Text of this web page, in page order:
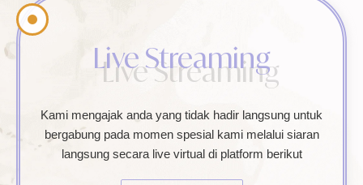
Live Streaming
Kami mengajak anda yang tidak hadir langsung untuk
bergabung pada momen spesial kami melalui siaran
langsung secara live virtual di platform berikut